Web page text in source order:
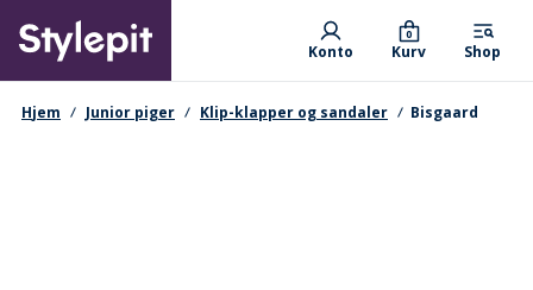
main
content
Primary departments
Konto Kurv
0
Shop
navigationssti
Hjem Junior piger Klip-klapper og sandaler Bisgaard